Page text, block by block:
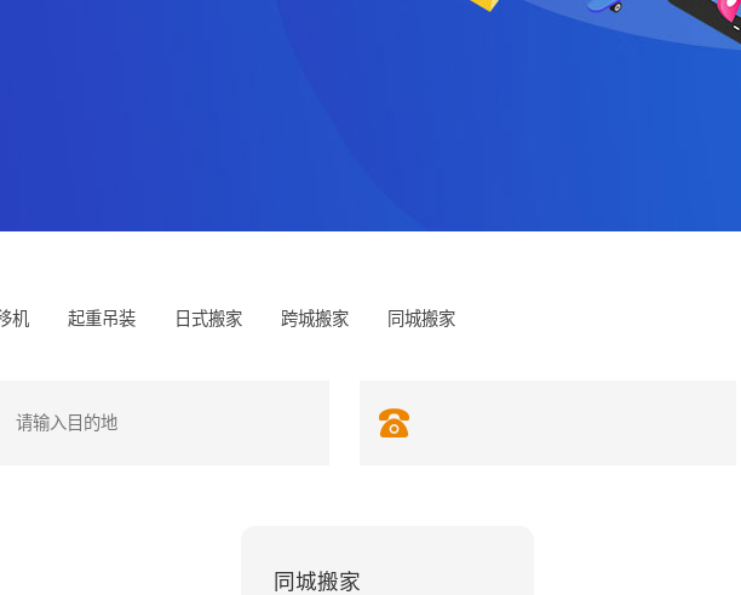
机 起重吊装 日式搬家 跨城搬家 同城搬家
同城搬家